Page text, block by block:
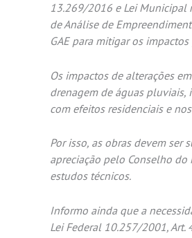
13.269/2016 e Lei Municipal
de Análise de
GAE para mitigar os
Os impactos de alterações
drenagem de águas pluviais,
com efeitos residenciais e
Por isso, as obras devem
apreciação pelo Conselho
estudos técnicos.
Informo ainda que a
Lei Federal 10.257/2001,